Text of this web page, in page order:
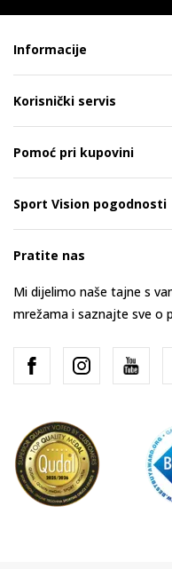
Informacije
Korisnički servis
Pomoć pri kupovini
Sport Vision pogodnosti
Pratite nas
Mi dijelimo naše tajne s
mrežama i saznajte sve o